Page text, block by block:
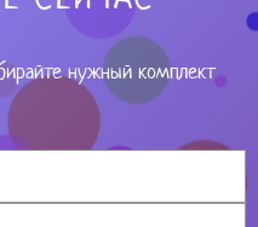
нужный комплект